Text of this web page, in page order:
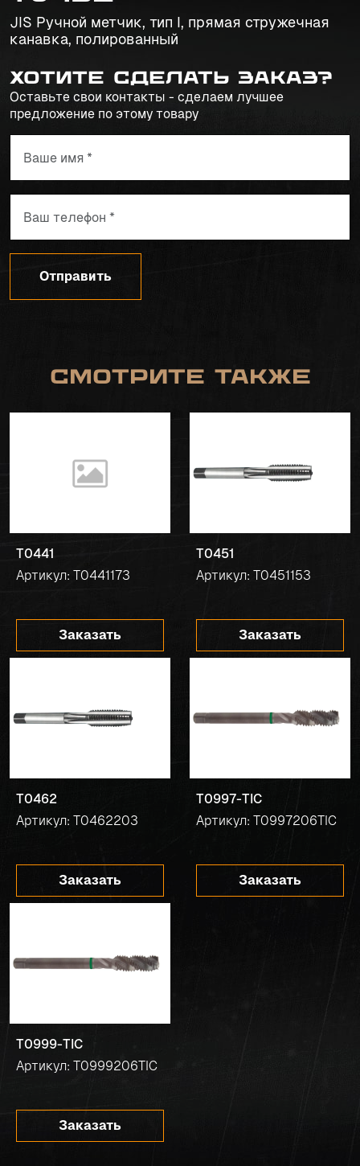
JIS Ручной метчик, тип I, прямая стружечная
канавка, полированный
Хотите сделать заказ?
Оставьте свои контакты - сделаем лучшее
предложение по этому товару
Отправить
Смотрите также
T0441
Артикул: T0441173
Заказать
T0451
Артикул: T0451153
Заказать
T0462
Артикул: T0462203
Заказать
T0997-TIC
Артикул: T0997206TIC
Заказать
T0999-TIC
Артикул: T0999206TIC
Заказать